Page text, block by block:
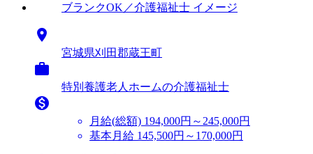

宮城県刈田郡蔵王町

特別養護老人ホームの介護福祉士

月給(総額) 194,000円～245,000円
基本月給 145,500円～170,000円